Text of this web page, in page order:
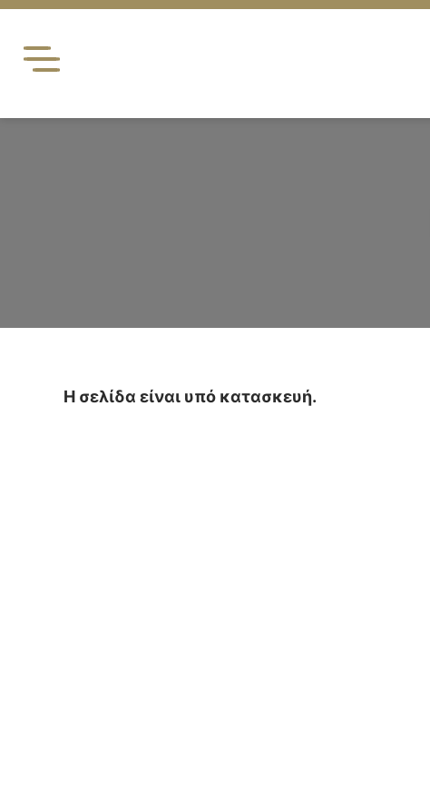
Skip
content
Η σελίδα είναι υπό κατασκευή.